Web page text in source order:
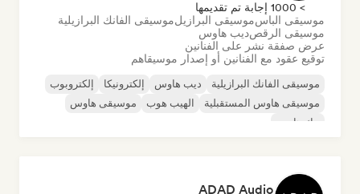
> 1000 إجابة تم تقديمها
موسيقى الباسموسيقى البرازيلموسيقى الفانك البرازيلية
موسيقى الرقصديب هاوس
عرض صفقة نشر على الفنانين
توقيع عقود مع الفنانين أو إصدار موسيقاهم
موسيقى الفانك البرازيلية ديب هاوس إلكترونيكا
إلكتروبوب
موسيقى هاوس المستقبلية
الهيب هوب
موسيقى هاوس
تيك هاوس
ADAD Audio